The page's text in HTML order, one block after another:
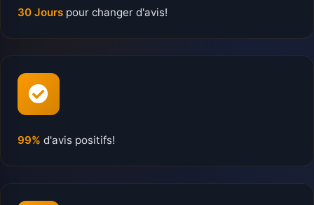
30 Jours pour changer d'avis!
99% d'avis positifs!